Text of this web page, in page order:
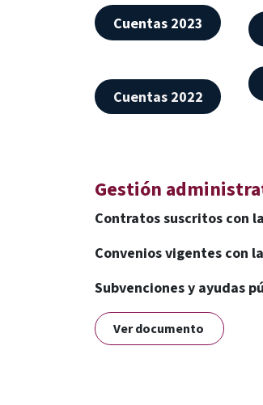
Cuentas 2023
Cuentas 2022
Gestión
Contratos suscritos con
Convenios vigentes con
Subvenciones y ayudas
Ver documento